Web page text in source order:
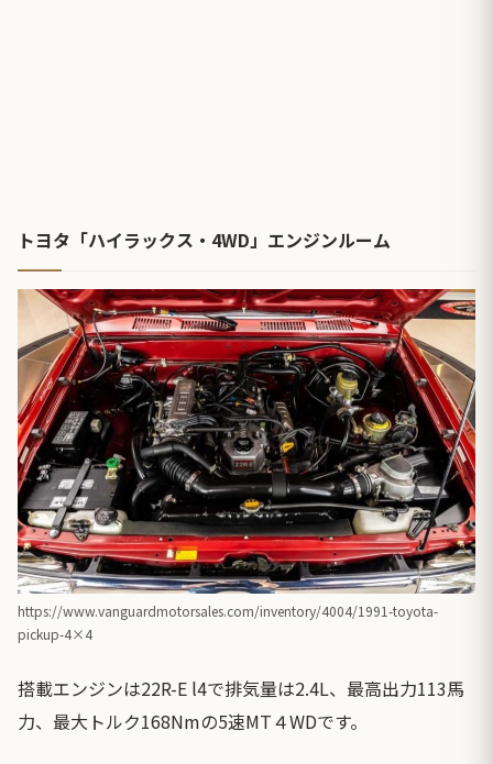
トヨタ「ハイラックス・4WD」エンジンルーム
https://www.vanguardmotorsales.com/inventory/4004/1991-toyota-
pickup-4×4
搭載エンジンは22R-E l4で排気量は2.4L、最高出力113馬
力、最大トルク168Nmの5速MT４WDです。